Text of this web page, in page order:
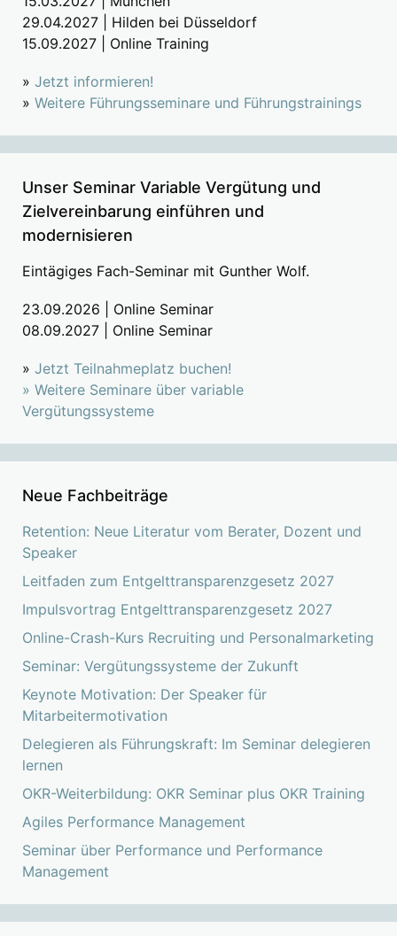
29.04.2027 | Hilden bei Düsseldorf
15.09.2027 | Online Training
» Jetzt informieren!
» Weitere Führungsseminare und Führungstrainings
Unser Seminar Variable Vergütung und
Zielvereinbarung einführen und
modernisieren
Eintägiges Fach-Seminar mit Gunther Wolf.
23.09.2026 | Online Seminar
08.09.2027 | Online Seminar
» Jetzt Teilnahmeplatz buchen!
» Weitere Seminare über variable
Vergütungssysteme
Neue Fachbeiträge
Retention: Neue Literatur vom Berater, Dozent und
Speaker
Leitfaden zum Entgelttransparenzgesetz 2027
Impulsvortrag Entgelttransparenzgesetz 2027
Online-Crash-Kurs Recruiting und Personalmarketing
Seminar: Vergütungssysteme der Zukunft
Keynote Motivation: Der Speaker für
Mitarbeitermotivation
Delegieren als Führungskraft: Im Seminar delegieren
lernen
OKR-Weiterbildung: OKR Seminar plus OKR Training
Agiles Performance Management
Seminar über Performance und Performance
Management